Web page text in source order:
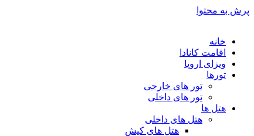
پرش به محتوا
خانه
اقامت کانادا
ویزای اروپا
تورها
تور های خارجی
تور های داخلی
هتل ها
هتل های داخلی
هتل های کیش